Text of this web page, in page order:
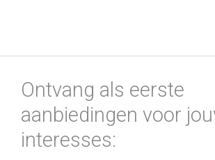
Ontvang als eerste
aanbiedingen voor
interesses: